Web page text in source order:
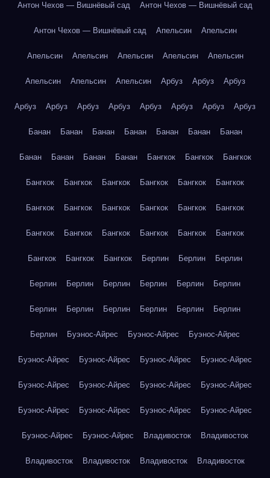
Антон Чехов — Вишнёвый сад Антон Чехов — Вишнёвый сад
Антон Чехов — Вишнёвый сад Апельсин Апельсин
Апельсин Апельсин Апельсин Апельсин Апельсин
Апельсин Апельсин Апельсин Арбуз Арбуз Арбуз
Арбуз Арбуз Арбуз Арбуз Арбуз Арбуз Арбуз Арбуз
Банан Банан Банан Банан Банан Банан Банан
Банан Банан Банан Банан Бангкок Бангкок Бангкок
Бангкок Бангкок Бангкок Бангкок Бангкок Бангкок
Бангкок Бангкок Бангкок Бангкок Бангкок Бангкок
Бангкок Бангкок Бангкок Бангкок Бангкок Бангкок
Бангкок Бангкок Бангкок Берлин Берлин Берлин
Берлин Берлин Берлин Берлин Берлин Берлин
Берлин Берлин Берлин Берлин Берлин Берлин
Берлин Буэнос-Айрес Буэнос-Айрес Буэнос-Айрес
Буэнос-Айрес Буэнос-Айрес Буэнос-Айрес Буэнос-Айрес
Буэнос-Айрес Буэнос-Айрес Буэнос-Айрес Буэнос-Айрес
Буэнос-Айрес Буэнос-Айрес Буэнос-Айрес Буэнос-Айрес
Буэнос-Айрес Буэнос-Айрес Владивосток Владивосток
Владивосток Владивосток Владивосток Владивосток